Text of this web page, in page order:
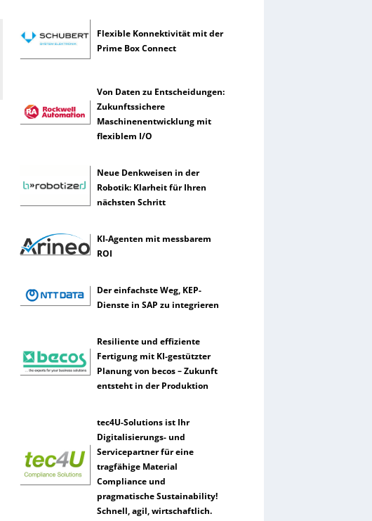
Flexible Konnektivität mit der
Prime Box Connect
Von Daten zu Entscheidungen:
Zukunftssichere
Maschinenentwicklung mit
flexiblem I/O
Neue Denkweisen in der
Robotik: Klarheit für Ihren
nächsten Schritt
KI-Agenten mit messbarem
ROI
Der einfachste Weg, KEP-
Dienste in SAP zu integrieren
Resiliente und effiziente
Fertigung mit KI-gestützter
Planung von becos – Zukunft
entsteht in der Produktion
tec4U-Solutions ist Ihr
Digitalisierungs- und
Servicepartner für eine
tragfähige Material
Compliance und
pragmatische Sustainability!
Schnell, agil, wirtschaftlich.